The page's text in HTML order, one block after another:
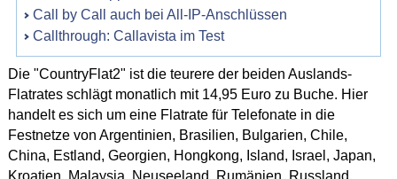
Call by Call auch bei All-IP-Anschlüssen
Callthrough: Callavista im Test
Die "CountryFlat2" ist die teurere der beiden Auslands-
Flatrates schlägt monatlich mit 14,95 Euro zu Buche. Hier
handelt es sich um eine Flatrate für Telefonate in die
Festnetze von Argentinien, Brasilien, Bulgarien, Chile,
China, Estland, Georgien, Hongkong, Island, Israel, Japan,
Kroatien, Malaysia, Neuseeland, Rumänien, Russland,